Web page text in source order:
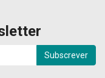
Subscrever